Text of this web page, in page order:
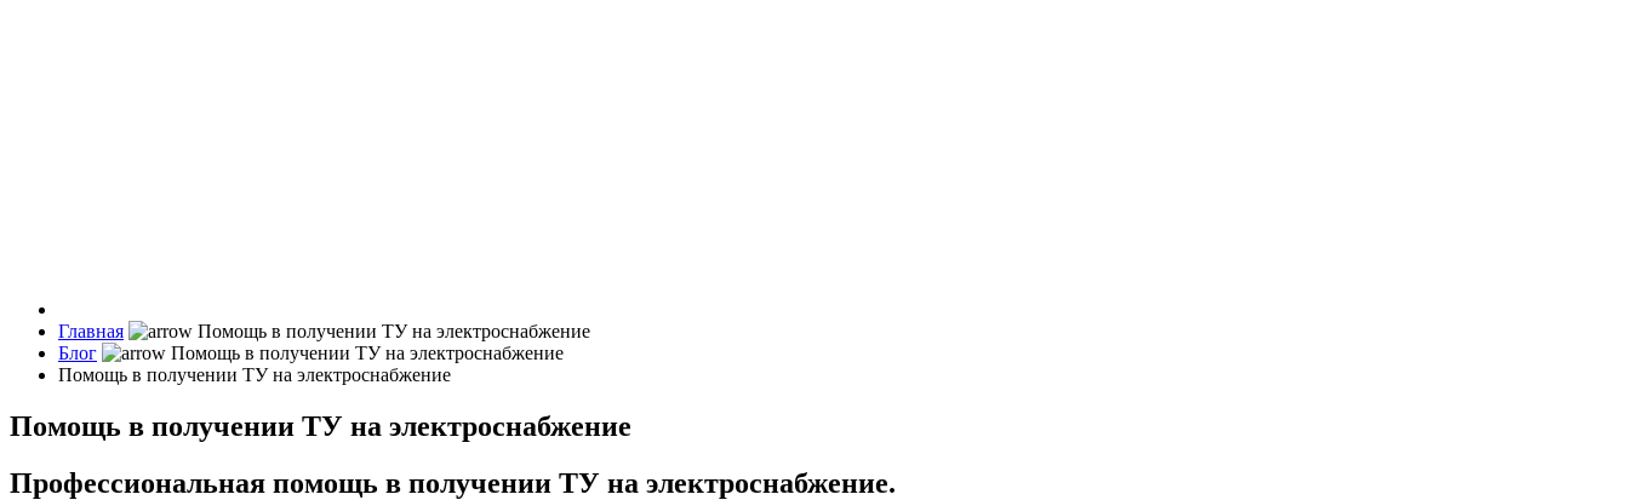
Главная
Блог
Помощь в получении ТУ на электроснабжение
Помощь в получении ТУ на электроснабжение
Профессиональная помощь в получении ТУ на электроснабжение.